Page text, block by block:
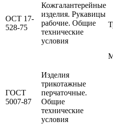
ОСТ 17-
528-75
Кожгалантерейные
изделия. Рукавицы
рабочие. Общие
технические
условия
ГОСТ
5007-87
Изделия
трикотажные
перчаточные.
Общие
технические
условия